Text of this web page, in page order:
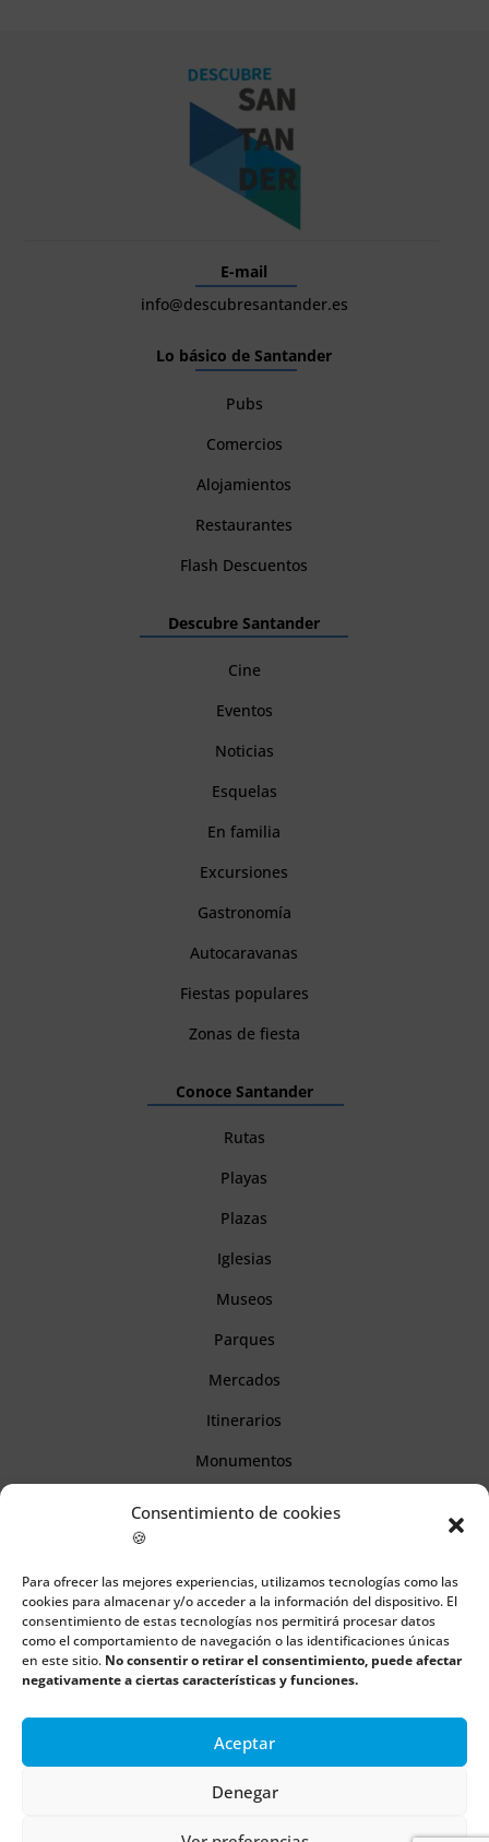
Consentimiento de cookies
🍪
Para ofrecer las mejores experiencias, utilizamos tecnologías como las
cookies para almacenar y/o acceder a la información del dispositivo. El
consentimiento de estas tecnologías nos permitirá procesar datos
como el comportamiento de navegación o las identificaciones únicas
en este sitio. No consentir o retirar el consentimiento, puede afectar
negativamente a ciertas características y funciones.
Aceptar
Denegar
E-mail
info@descubresantander.es
Lo básico de Santander
Pubs
Comercios
Alojamientos
Restaurantes
Flash Descuentos
Descubre Santander
Cine
Eventos
Noticias
Esquelas
En familia
Excursiones
Gastronomía
Autocaravanas
Fiestas populares
Zonas de fiesta
Conoce Santander
Rutas
Playas
Plazas
Iglesias
Museos
Parques
Mercados
Itinerarios
Monumentos
Información
Aviso legal
Política de cookies
Política de privacidad
Boulders